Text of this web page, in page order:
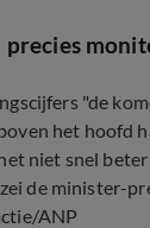
precies
"de
het hoofd
niet snel
de minister-
ANP